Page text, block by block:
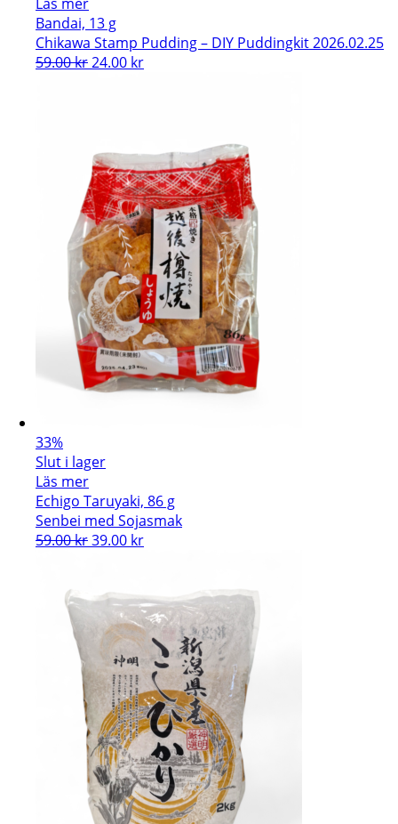
Bandai, 13 g
Chikawa Stamp Pudding – DIY Puddingkit 2026.02.25
59.00kr Det
24.00 krDet
33%
Slut i lager
Läs mer
Echigo Taruyaki, 86 g
Senbei med Sojasmak
59.00krDet
var:
59.00 kr.
39.00 krDet
är:
39.00 kr.